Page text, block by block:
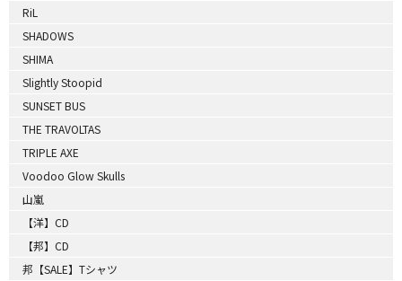
RiL
SHADOWS
SHIMA
Slightly Stoopid
SUNSET BUS
THE TRAVOLTAS
TRIPLE AXE
Voodoo Glow Skulls
山嵐
【洋】CD
【邦】CD
邦【SALE】Tシャツ